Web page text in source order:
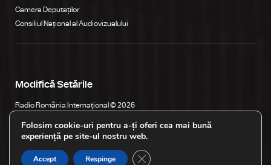
Camera Deputaților
Consiliul Național al Audiovizualului
Modifică Setările
Radio România Internațional © 2026
Folosim cookie-uri pentru a-ți oferi cea mai bună
experiență pe site-ul nostru web.
Accept Respinge Close GDPR Cookie Banner